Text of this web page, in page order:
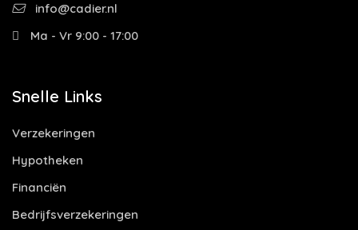
info@cadier.nl
Ma - Vr 9:00 - 17:00
Snelle Links
Verzekeringen
Hypotheken
Financiën
Bedrijfsverzekeringen